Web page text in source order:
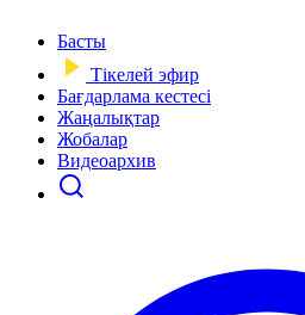
Басты
Тікелей эфир
Бағдарлама кестесі
Жаңалықтар
Жобалар
Видеоархив